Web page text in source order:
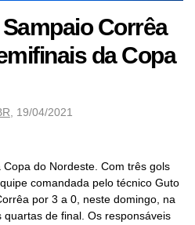
Corrêa
da Copa
, 19/04/2021
do Nordeste. Com três gols
comandada pelo técnico Guto
por 3 a 0, neste domingo, na
de final. Os responsáveis